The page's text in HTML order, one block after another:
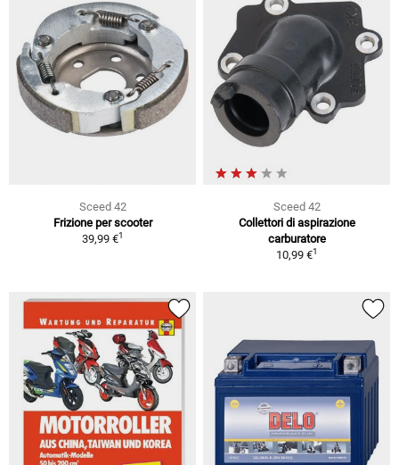
Sceed 42
Frizione per scooter
39,99 €1
Sceed 42
Collettori di aspirazione
carburatore
10,99 €1